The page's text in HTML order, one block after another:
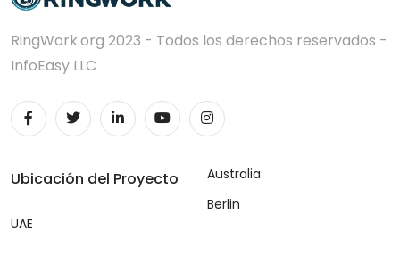
RingWork.org 2023 - Todos los derechos reservados -
InfoEasy LLC
Ubicación del Proyecto
UAE
Australia
Berlin